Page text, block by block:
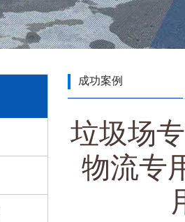
成功案例
垃圾场
物流专